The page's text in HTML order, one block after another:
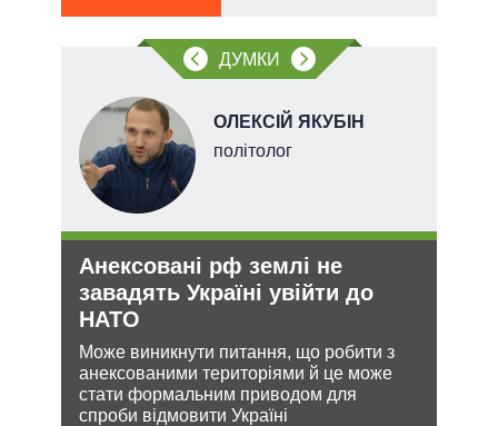
ДУМКИ
ОЛЕКСІЙ ЯКУБІН
політолог
Анексовані рф землі не
завадять Україні увійти до
НАТО
Може виникнути питання, що робити з
анексованими територіями й це може
стати формальним приводом для
спроби відмовити Україні